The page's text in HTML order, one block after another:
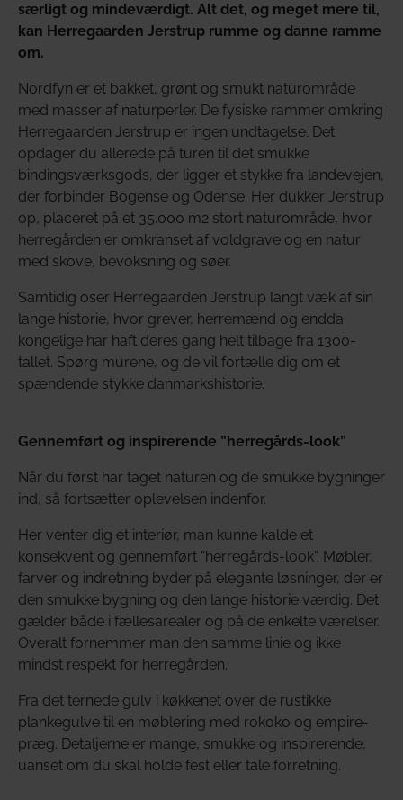
særligt og mindeværdigt. Alt det, og meget mere til,
kan Herregaarden Jerstrup rumme og danne ramme
om.
Nordfyn er et bakket, grønt og smukt naturområde
med masser af naturperler. De fysiske rammer omkring
Herregaarden Jerstrup er ingen undtagelse. Det
opdager du allerede på turen til det smukke
bindingsværksgods, der ligger et stykke fra landevejen,
der forbinder Bogense og Odense. Her dukker Jerstrup
op, placeret på et 35.000 m2 stort naturområde, hvor
herregården er omkranset af voldgrave og en natur
med skove, bevoksning og søer.
Samtidig oser Herregaarden Jerstrup langt væk af sin
lange historie, hvor grever, herremænd og endda
kongelige har haft deres gang helt tilbage fra 1300-
tallet. Spørg murene, og de vil fortælle dig om et
spændende stykke danmarkshistorie.
Gennemført og inspirerende ”herregårds-look”
Når du først har taget naturen og de smukke bygninger
ind, så fortsætter oplevelsen indenfor.
Her venter dig et interiør, man kunne kalde et
konsekvent og gennemført ”herregårds-look”. Møbler,
farver og indretning byder på elegante løsninger, der er
den smukke bygning og den lange historie værdig. Det
gælder både i fællesarealer og på de enkelte værelser.
Overalt fornemmer man den samme linie og ikke
mindst respekt for herregården.
Fra det ternede gulv i køkkenet over de rustikke
plankegulve til en møblering med rokoko og empire-
præg. Detaljerne er mange, smukke og inspirerende,
uanset om du skal holde fest eller tale forretning.